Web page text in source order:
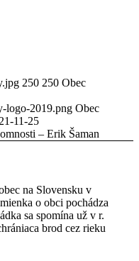
250 250 Obec
logo-2019.png Obec
11-25
– Erik Šaman
na Slovensku v
o obci pochádza
sa spomína už v r.
brod cez rieku